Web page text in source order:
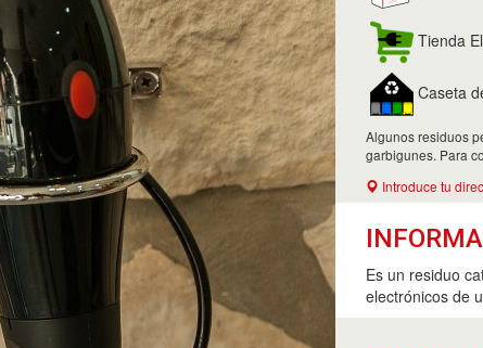
Tienda
Caseta
Algunos residuos
garbigunes. Para
Introduce tu
Es un residuo
electrónicos de